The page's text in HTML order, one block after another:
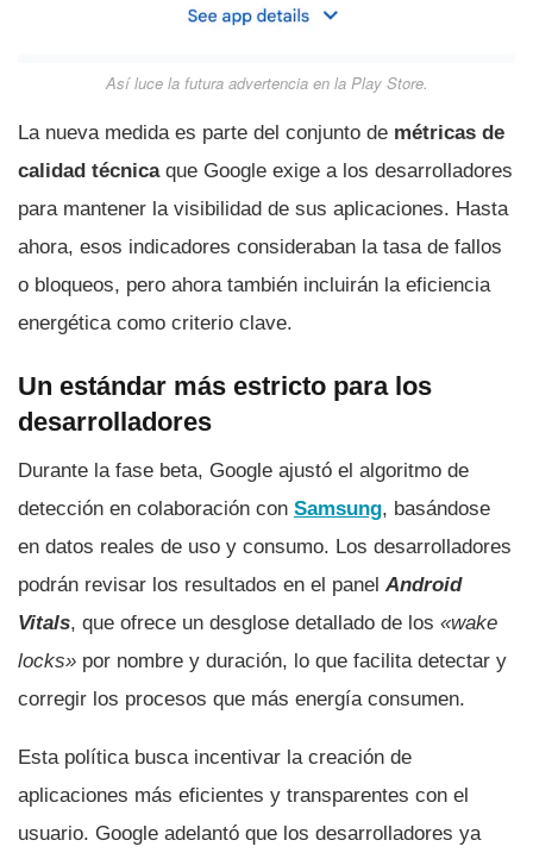
Así luce la futura advertencia en la Play Store.
La nueva medida es parte del conjunto de métricas de
calidad técnicaque Google exige a los desarrolladores
para mantener la visibilidad de sus aplicaciones. Hasta
ahora, esos indicadores consideraban la tasa de fallos
o bloqueos, pero ahora también incluirán la eficiencia
energética como criterio clave.
Un estándar más estricto para los
desarrolladores
Durante la fase beta, Google ajustó el algoritmo de
detección en colaboración con Samsung, basándose
en datos reales de uso y consumo. Los desarrolladores
podrán revisar los resultados en el panel Android
Vitals, que ofrece un desglose detallado de los «wake
locks» por nombre y duración, lo que facilita detectar y
corregir los procesos que más energía consumen.
Esta política busca incentivar la creación de
aplicaciones más eficientes y transparentes con el
usuario. Google adelantó que los desarrolladores ya